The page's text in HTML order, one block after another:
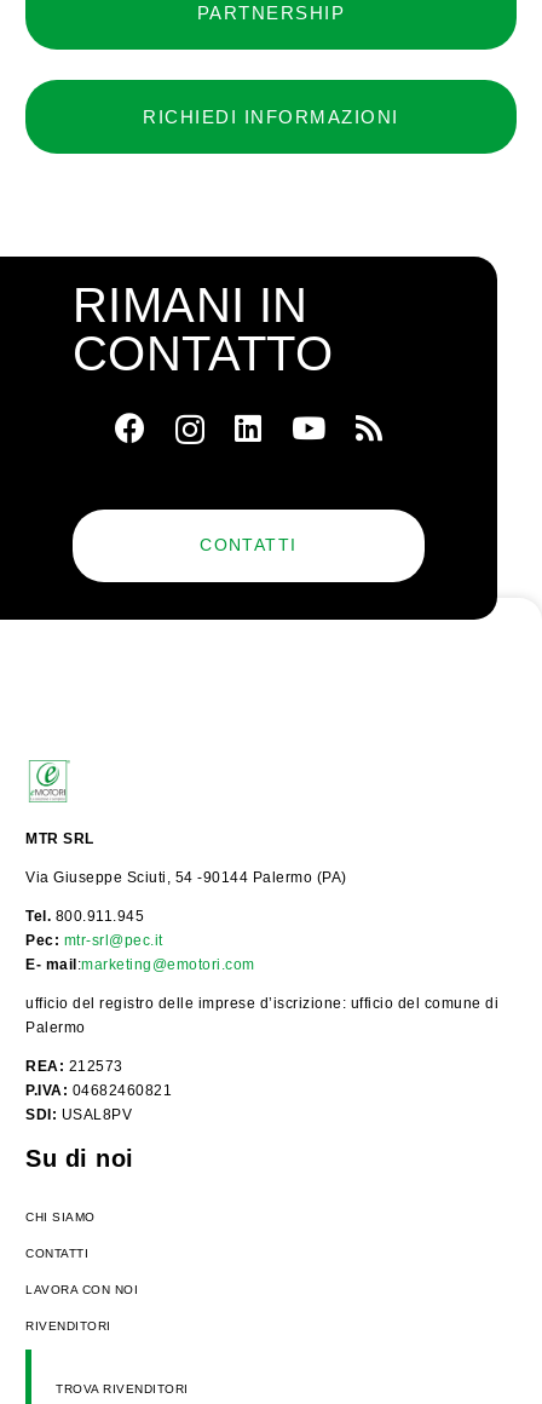
PARTNERSHIP
RICHIEDI INFORMAZIONI
RIMANI IN
CONTATTO
CONTATTI
MTR SRL
Via Giuseppe Sciuti, 54 -90144 Palermo (PA)
Tel. 800.911.945
Pec: mtr-srl@pec.it
E- mail :marketing@emotori.com
ufficio del registro delle imprese d’iscrizione: ufficio del comune di
Palermo
REA: 212573
P.IVA: 04682460821
SDI: USAL8PV
Su di noi
CHI SIAMO
CONTATTI
LAVORA CON NOI
RIVENDITORI
TROVA RIVENDITORI